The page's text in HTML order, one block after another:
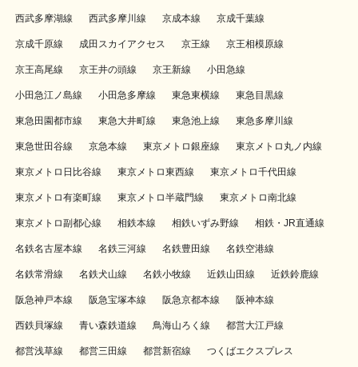
西武多摩湖線 西武多摩川線 京成本線 京成千葉線
京成千原線 成田スカイアクセス 京王線 京王相模原線
京王高尾線 京王井の頭線 京王新線 小田急線
小田急江ノ島線 小田急多摩線 東急東横線 東急目黒線
東急田園都市線 東急大井町線 東急池上線 東急多摩川線
東急世田谷線 京急本線 東京メトロ銀座線 東京メトロ丸ノ内線
東京メトロ日比谷線 東京メトロ東西線 東京メトロ千代田線
東京メトロ有楽町線 東京メトロ半蔵門線 東京メトロ南北線
東京メトロ副都心線 相鉄本線 相鉄いずみ野線 相鉄・JR直通線
名鉄名古屋本線 名鉄三河線 名鉄豊田線 名鉄空港線
名鉄常滑線 名鉄犬山線 名鉄小牧線 近鉄山田線 近鉄鈴鹿線
阪急神戸本線 阪急宝塚本線 阪急京都本線 阪神本線
西鉄貝塚線 青い森鉄道線 鳥海山ろく線 都営大江戸線
都営浅草線 都営三田線 都営新宿線 つくばエクスプレス